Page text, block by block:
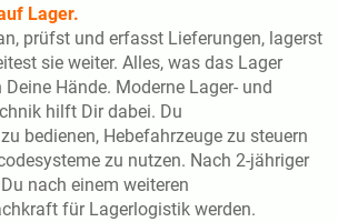
Lager.
prüfst und erfasst Lieferungen, lagerst
sie weiter. Alles, was das Lager
Hände. Moderne Lager- und
hilft Dir dabei. Du
bedienen, Hebefahrzeuge zu steuern
zu nutzen. Nach 2-jähriger
nach einem weiteren
für Lagerlogistik werden.